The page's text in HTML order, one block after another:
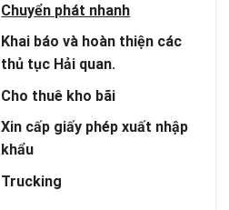
Chuyển phát nhanh
Khai báo và hoàn thiện các
thủ tục Hải quan.
Cho thuê kho bãi
Xin cấp giấy phép xuất nhập
khẩu
Trucking